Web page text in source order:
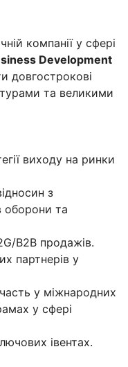
компанії у сфері
Development
довгострокові
та великими
виходу на ринки
з
оборони та
B2B продажів.
партнерів у
у міжнародних
у сфері
івентах.